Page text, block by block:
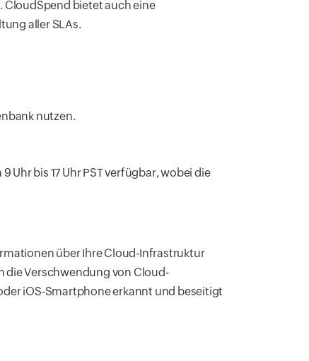
CloudSpend bietet auch eine
aller SLAs.
nutzen.
Uhr bis 17 Uhr PST verfügbar, wobei die
über Ihre Cloud-Infrastruktur
Verschwendung von Cloud-
iOS-Smartphone erkannt und beseitigt